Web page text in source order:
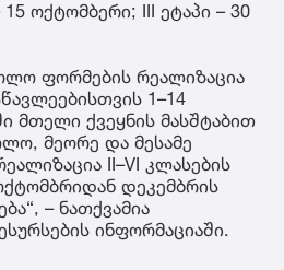
ოქტომბერი; III ეტაპი – 30
ფორმების რეალიზაცია
1–14
მთელი ქვეყნის მასშტაბით
მეორე და მესამე
II–VI კლასების
დეკემბრის
– ნათქვამია
ინფორმაციაში.